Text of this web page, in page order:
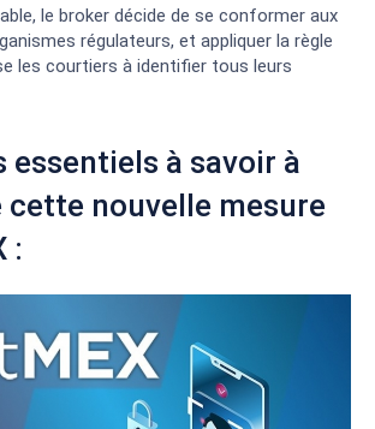
le broker décide de se conformer aux
régulateurs, et appliquer la règle
les courtiers à identifier tous leurs
essentiels à savoir à
cette nouvelle mesure
: